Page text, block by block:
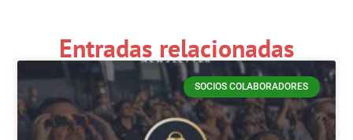
Entradas relacionadas
SOCIOS COLABORADORES